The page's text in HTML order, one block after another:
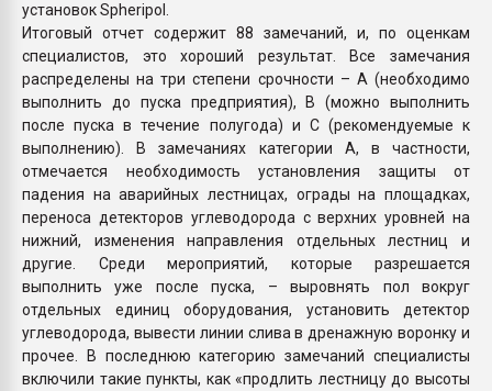
установок Spheripol.
Итоговый отчет содержит 88 замечаний, и, по оценкам
специалистов, это хороший результат. Все замечания
распределены на три степени срочности – А (необходимо
выполнить до пуска предприятия), B (можно выполнить
после пуска в течение полугода) и С (рекомендуемые к
выполнению). В замечаниях категории А, в частности,
отмечается необходимость установления защиты от
падения на аварийных лестницах, ограды на площадках,
переноса детекторов углеводорода с верхних уровней на
нижний, изменения направления отдельных лестниц и
другие. Среди мероприятий, которые разрешается
выполнить уже после пуска, – выровнять пол вокруг
отдельных единиц оборудования, установить детектор
углеводорода, вывести линии слива в дренажную воронку и
прочее. В последнюю категорию замечаний специалисты
включили такие пункты, как «продлить лестницу до высоты